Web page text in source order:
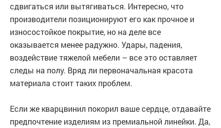
сдвигаться или вытягиваться. Интересно, что
производители позиционируют его как прочное и
износостойкое покрытие, но на деле все
оказывается менее радужно. Удары, падения,
воздействие тяжелой мебели – все это оставляет
следы на полу. Вряд ли первоначальная красота
материала стоит таких проблем.
Если же кварцвинил покорил ваше сердце, отдавайте
предпочтение изделиям из премиальной линейки. Да,